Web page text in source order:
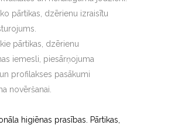
pārtikas, dzērienu izraisītu
pārtikas, dzērienu
iemesli, piesārņojuma
profilakses pasākumi
novēršanai.
higiēnas prasības. Pārtikas,